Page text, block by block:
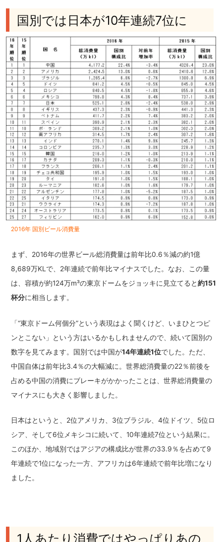
国別では日本が10年連続7位に
2016年 国別ビール消費量
まず、2016年の世界ビール総消費量は前年比0.6％減の約1億
8,689万KLで、2年連続で前年比マイナスでした。なお、この量
は、容積が約124万m³の東京ドームをジョッキに見立てると約151
杯分に相当します。
「“東京ドーム何個分”という表現はよく聞くけど、いまひとつピ
ンとこない」という方はいるかもしれませんので、続いて国別の
数字を見てみます。国別では中国が14年連続1位でした。ただ、
中国自体は前年比3.4％の大幅減に。世界総消費量の22％前後を
占める中国の消費にブレーキがかかったことは、世界総消費量の
マイナスにも大きく影響しました。
日本はというと、2位アメリカ、3位ブラジル、4位ドイツ、5位ロ
シア、そして6位メキシコに続いて、10年連続7位という結果に。
このほか、地域別ではアジアの構成比が世界の33.9％を占めて9
年連続で1位になった一方、アフリカは6年連続で前年比増になり
ました。
1人あたり消費ではやっぱりあの